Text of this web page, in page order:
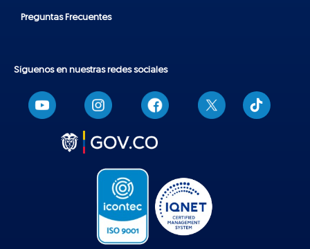
Preguntas Frecuentes
Síguenos en nuestras redes sociales
T
i
k